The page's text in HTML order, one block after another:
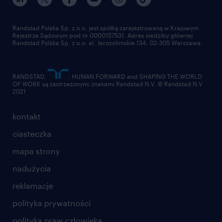
Wynagrodzenie dopasowane do Twoich
stanowiska - im większe doświadczenie,
Pole/CYMCAP), tym wyższy budżet i
Praca hybrydowa: Elastyczny model
łączący pracę zdalną z nowoczesnym,
Niezrównana stabilność: Kontrakt
zatrudnienia do 2032 roku).
dla dostawców
pracuj w randstad
złóż CV
kontakt
ciasteczka
mapa strony
nadużycia
reklamacje
polityka prywatności
Randstad Polska Sp. z o.o. jest spółką zarejestrowaną w Krajowym
Rejestrze Sądowym pod nr 0000157531. Adres siedziby głównej
Randstad Polska Sp. z o.o. al. Jerozolimskie 134, 02-305 Warszawa.
RANDSTAD,
, HUMAN FORWARD and SHAPING THE WORLD
OF WORK są zastrzeżonymi znakami Randstad N.V. © Randstad N.V
2021